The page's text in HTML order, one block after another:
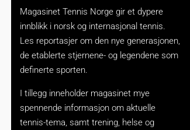
Magasinet Tennis Norge gir et dypere
innblikk i norsk og internasjonal tennis.
Les reportasjer om den nye generasjonen,
de etablerte stjernene- og legendene som
definerte sporten.
I tillegg inneholder magasinet mye
spennende informasjon om aktuelle
tennis-tema, samt trening, helse og